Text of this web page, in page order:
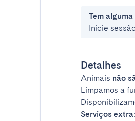
Tem
Inicie
Detalhes
Animais não
Limpamos a
Serviços extra